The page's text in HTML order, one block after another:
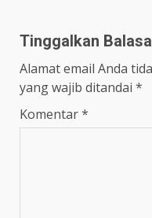
Tinggalkan
Alamat email Anda
yang wajib ditandai *
Komentar*